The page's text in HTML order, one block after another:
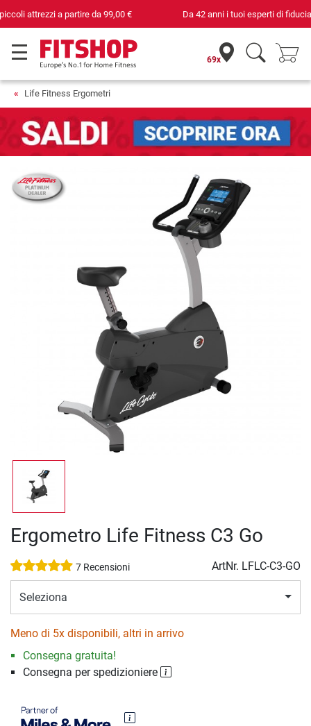
Da 42 anni i tuoi esperti di fiducia per il fitness domestico
69x
Life Fitness Ergometri
Ergometro Life Fitness C3 Go
7 Recensioni ArtNr. LFLC-C3-GO
Seleziona
Meno di 5x disponibili, altri in arrivo
Consegna gratuita!
Consegna per spedizioniere